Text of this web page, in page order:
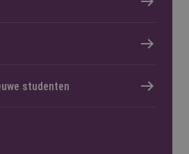
studenten